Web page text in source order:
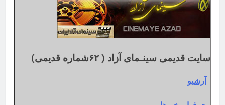
سایت قدیمی سینـمای آزاد ( ۶۲شماره قدیمی)
آرشیو